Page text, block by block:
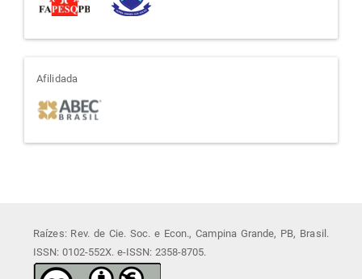
afiliada
Afilidada
Raízes: Rev. de Cie. Soc. e Econ., Campina Grande, PB, Brasil.
ISSN: 0102-552X. e-ISSN: 2358-8705.